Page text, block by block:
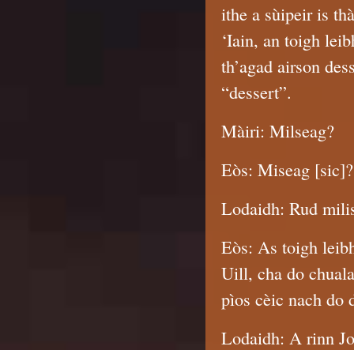
ithe a sùipeir is
‘Iain, an toigh
th’agad airson
“dessert”.
Màiri: Milseag?
Eòs: Miseag
Lodaidh: Rud
Eòs: As toigh
Uill, cha do
pìos cèic nach do
Lodaidh: A rinn